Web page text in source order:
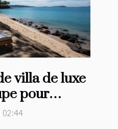
villa de luxe
pour
est-il
02:44